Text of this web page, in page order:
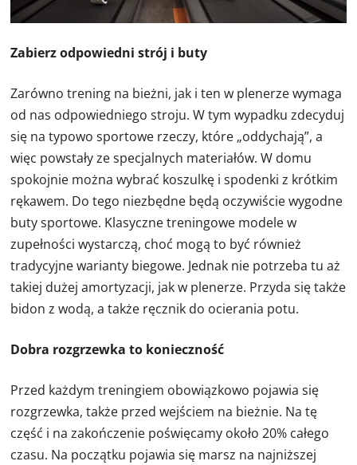
Zabierz odpowiedni strój i buty
Zarówno trening na bieżni, jak i ten w plenerze wymaga
od nas odpowiedniego stroju. W tym wypadku zdecyduj
się na typowo sportowe rzeczy, które „oddychają”, a
więc powstały ze specjalnych materiałów. W domu
spokojnie można wybrać koszulkę i spodenki z krótkim
rękawem. Do tego niezbędne będą oczywiście wygodne
buty sportowe. Klasyczne treningowe modele w
zupełności wystarczą, choć mogą to być również
tradycyjne warianty biegowe. Jednak nie potrzeba tu aż
takiej dużej amortyzacji, jak w plenerze. Przyda się także
bidon z wodą, a także ręcznik do ocierania potu.
Dobra rozgrzewka to konieczność
Przed każdym treningiem obowiązkowo pojawia się
rozgrzewka, także przed wejściem na bieżnie. Na tę
część i na zakończenie poświęcamy około 20% całego
czasu. Na początku pojawia się marsz na najniższej